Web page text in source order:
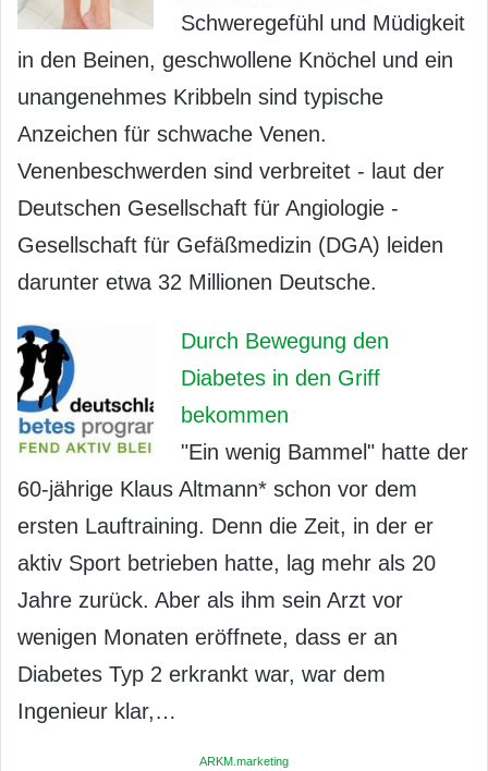
Schweregefühl und Müdigkeit
in den Beinen, geschwollene Knöchel und ein
unangenehmes Kribbeln sind typische
Anzeichen für schwache Venen.
Venenbeschwerden sind verbreitet - laut der
Deutschen Gesellschaft für Angiologie -
Gesellschaft für Gefäßmedizin (DGA) leiden
darunter etwa 32 Millionen Deutsche.
Durch Bewegung den
Diabetes in den Griff
bekommen
"Ein wenig Bammel" hatte der
60-jährige Klaus Altmann* schon vor dem
ersten Lauftraining. Denn die Zeit, in der er
aktiv Sport betrieben hatte, lag mehr als 20
Jahre zurück. Aber als ihm sein Arzt vor
wenigen Monaten eröffnete, dass er an
Diabetes Typ 2 erkrankt war, war dem
Ingenieur klar,…
ARKM.marketing